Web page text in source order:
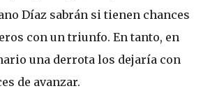
Díaz sabrán si tienen chances
con un triunfo. En tanto, en
una derrota los dejaría con
de avanzar.